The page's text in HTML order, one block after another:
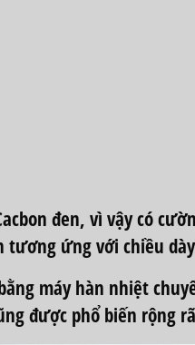
đen, vì vậy có
tương ứng với chiều
máy hàn nhiệt
được phổ biến rộng